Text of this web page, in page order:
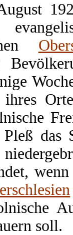
ihres
das
soll.